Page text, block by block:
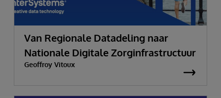
Van Regionale Datadeling naar
Nationale Digitale Zorginfrastructuur
Geoffroy Vitoux